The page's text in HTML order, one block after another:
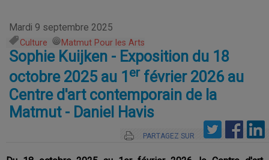
Mardi 9 septembre 2025
Culture Matmut Pour les Arts
Sophie Kuijken - Exposition du 18
octobre 2025 au 1 erfévrier 2026 au
Centre d'art contemporain de la
Matmut - Daniel Havis
PARTAGEZ SUR